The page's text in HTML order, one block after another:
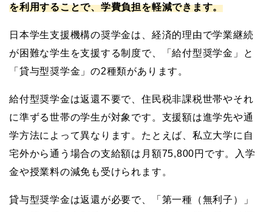
を利用することで、学費負担を軽減できます。
日本学生支援機構の奨学金は、経済的理由で学業継続
が困難な学生を支援する制度で、「給付型奨学金」と
「貸与型奨学金」の2種類があります。
給付型奨学金は返還不要で、住民税非課税世帯やそれ
に準ずる世帯の学生が対象です。支援額は進学先や通
学方法によって異なります。たとえば、私立大学に自
宅外から通う場合の支給額は月額75,800円です。入学
金や授業料の減免も受けられます。
貸与型奨学金は返還が必要で、「第一種（無利子）」